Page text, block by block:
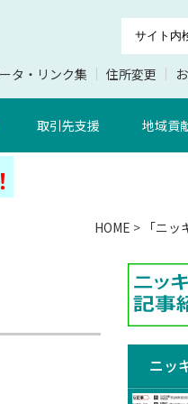
タ・リンク集 住所変更
取引先支援 地域貢
HOME > 「ニ
ニッ